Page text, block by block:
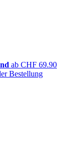
ab CHF 69.90
Bestellung